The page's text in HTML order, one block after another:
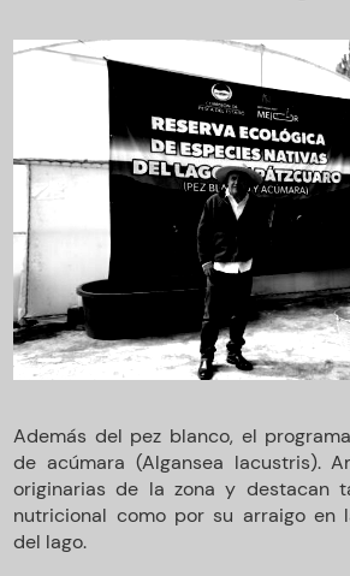
Además del pez blanco, el
de acúmara (Algansea lacustris).
originarias de la zona y destacan
nutricional como por su arraigo en
del lago.